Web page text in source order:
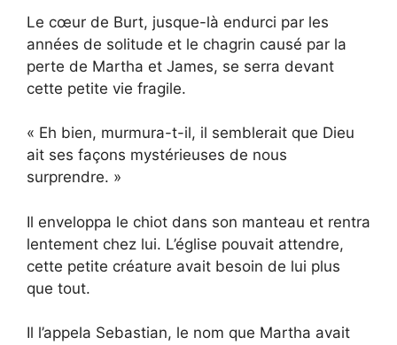
Le cœur de Burt, jusque-là endurci par les
années de solitude et le chagrin causé par la
perte de Martha et James, se serra devant
cette petite vie fragile.
« Eh bien, murmura-t-il, il semblerait que Dieu
ait ses façons mystérieuses de nous
surprendre. »
Il enveloppa le chiot dans son manteau et rentra
lentement chez lui. L’église pouvait attendre,
cette petite créature avait besoin de lui plus
que tout.
Il l’appela Sebastian, le nom que Martha avait